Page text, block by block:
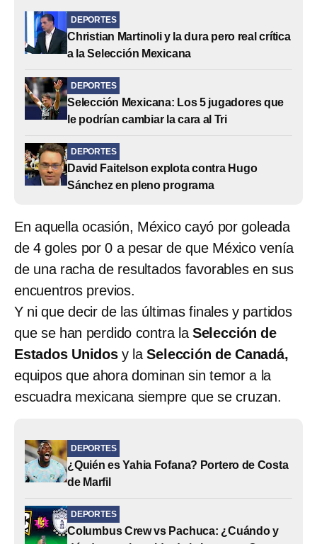
DEPORTES
Christian Martinoli y la dura pero real crítica
a la Selección Mexicana
DEPORTES
Selección Mexicana: Los 5 jugadores que
le podrían cambiar la cara al Tri
DEPORTES
David Faitelson explota contra Hugo
Sánchez en pleno programa
En aquella ocasión, México cayó por goleada
de 4 goles por 0 a pesar de que México venía
de una racha de resultados favorables en sus
encuentros previos.
Y ni que decir de las últimas finales y partidos
que se han perdido contra laSelección de
Estados Unidosy la Selección de Canadá,
equipos que ahora dominan sin temor a la
escuadra mexicana siempre que se cruzan.
DEPORTES
¿Quién es Yahia Fofana? Portero de Costa
de Marfil
DEPORTES
Columbus Crew vs Pachuca: ¿Cuándo y